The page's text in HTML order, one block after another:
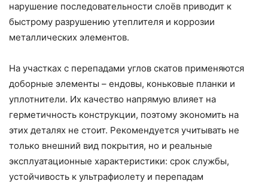
нарушение последовательности слоёв приводит к
быстрому разрушению утеплителя и коррозии
металлических элементов.
На участках с перепадами углов скатов применяются
доборные элементы – ендовы, коньковые планки и
уплотнители. Их качество напрямую влияет на
герметичность конструкции, поэтому экономить на
этих деталях не стоит. Рекомендуется учитывать не
только внешний вид покрытия, но и реальные
эксплуатационные характеристики: срок службы,
устойчивость к ультрафиолету и перепадам